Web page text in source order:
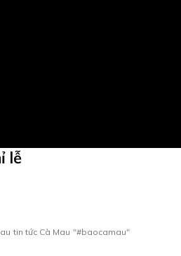
lễ
tin tức Cà Mau "#baocamau"